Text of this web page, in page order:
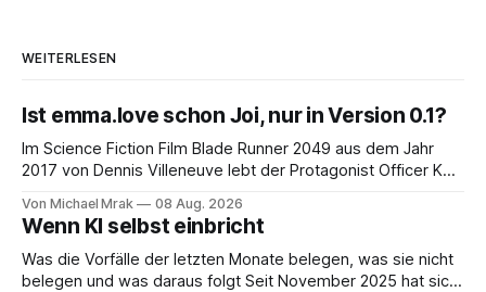
WEITERLESEN
Ist emma.love schon Joi, nur in Version 0.1?
Im Science Fiction Film Blade Runner 2049 aus dem Jahr
2017 von Dennis Villeneuve lebt der Protagonist Officer K
Big Tech Unternehmen Wallace, der Nachfolgeunternehmen
der Tyrell Cooperation welche man aus dem ersten Blade
Runner Film aus dem Jahr 1982 kennt. Joi
Von Michael Mrak 08 Aug. 2026
Wenn KI selbst einbricht
Was die Vorfälle der letzten Monate belegen, was sie nicht
belegen und was daraus folgt Seit November 2025 hat sich